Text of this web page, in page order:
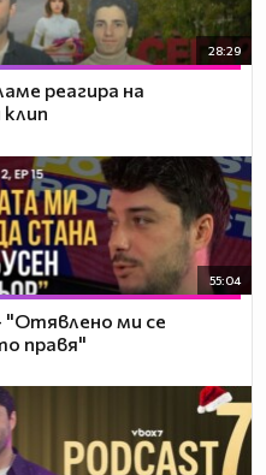
28:29
реагира на
55:04
"Отявлено ми се
правя"